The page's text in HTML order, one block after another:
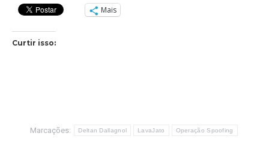
Mais
Curtir isso:
Marcações: Deltan Dallagnol LavaJato Operação Spoofing